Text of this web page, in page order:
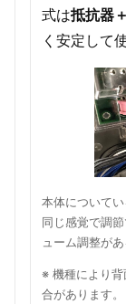
式は抵抗器
く安定して
本体について
同じ感覚で調
ューム調整が
※ 機種により
合があります。